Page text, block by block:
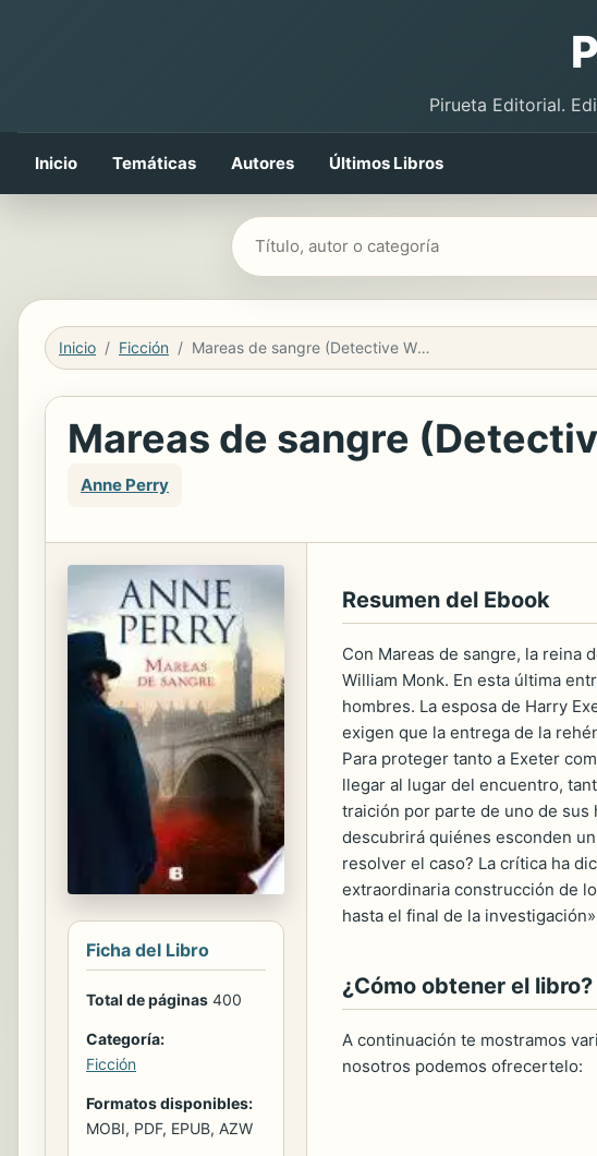
Pirueta Editorial.
Inicio Temáticas Autores Últimos Libros
Buscar libros
Inicio Ficción Mareas de sangre (Detective William Monk 24)
Mareas de sangre
Anne Perry
Ficha del Libro
Total de páginas 400
Categoría:
Ficción
Formatos disponibles:
MOBI, PDF, EPUB, AZW
Resumen del Ebook
Con Mareas de sangre, la reina
William Monk. En esta última
hombres. La esposa de Harry
exigen que la entrega de la
Para proteger tanto a Exeter
llegar al lugar del encuentro,
traición por parte de uno de sus
descubrirá quiénes esconden
resolver el caso? La crítica ha
extraordinaria construcción de
hasta el final de la
¿Cómo obtener el libro?
A continuación te mostramos
nosotros podemos ofrecertelo: